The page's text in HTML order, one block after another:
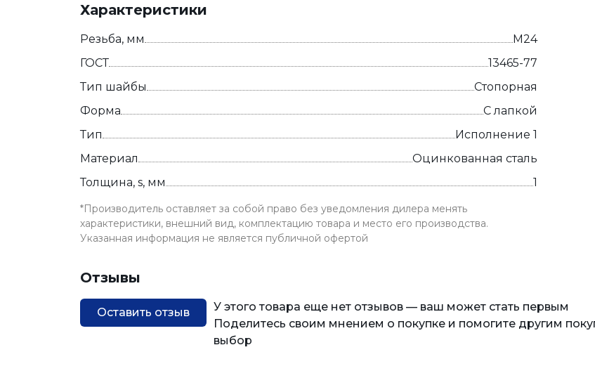
Характеристики
Резьба, мм
М24
ГОСТ
13465-77
Тип шайбы
Стопорная
Форма
С лапкой
Тип
Исполнение 1
Материал
Оцинкованная сталь
Толщина, s, мм
1
*Производитель оставляет за собой право без уведомления дилера менять
характеристики, внешний вид, комплектацию товара и место его производства.
Указанная информация не является публичной офертой
Отзывы
Оставить отзыв
У этого товара еще нет отзывов — ваш может стать первым
Поделитесь своим мнением о покупке и помогите другим
выбор